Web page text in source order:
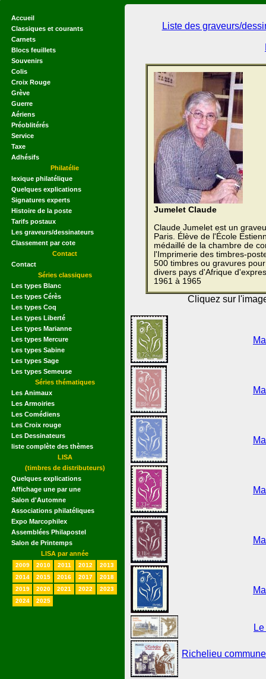
Accueil
Classiques et courants
Carnets
Blocs feuillets
Souvenirs
Colis
Croix Rouge
Grève
Guerre
Aériens
Préoblitérés
Service
Taxe
Adhésifs
Philatélie
lexique philatélique
Quelques explications
Signatures experts
Histoire de la poste
Tarifs postaux
Les graveurs/dessinateurs
Classement par cote
Contact
Contact
Séries classiques
Les types Blanc
Les types Cérès
Les types Coq
Les types Liberté
Les types Marianne
Les types Mercure
Les types Sabine
Les types Sage
Les types Semeuse
Séries thématiques
Les Animaux
Les Armoiries
Les Comédiens
Les Croix rouge
Les Dessinateurs
liste complète des thèmes
LISA
(timbres de distributeurs)
Quelques explications
Affichage une par une
Salon d'Automne
Associations philatéliques
Expo Marcophilex
Assemblées Philapostel
Salon de Printemps
LISA par année
2009 2010 2011 2012
2013
2014
2015 2016 2017
2018
2019
2020 2021 2022
2023
2024
2025
Liste des graveurs/
Jumelet Claude
Claude Jumelet est un
Paris. Élève de l'École
médaillé de la chambre de
l'Imprimerie des timbres-
500 timbres ou gravures
divers pays d'Afrique
1961 à 1965
Cliquez sur
Richelieu